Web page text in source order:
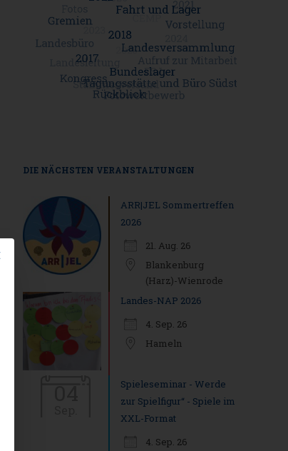
DIE NÄCHSTEN VERANSTALTUNGEN
ARR|JEL Sommertreffen
2026
21. Aug. 26
Blankenburg
(Harz)-Wienrode
Landes-NAP 2026
4. Sep. 26
Hameln
Spieleseminar - Werde
zur Spielfigur“ - Spiele im
XXL-Format
4. Sep. 26
diesem Button wird der Dialog geschlossen. Seine Funktionalität ist